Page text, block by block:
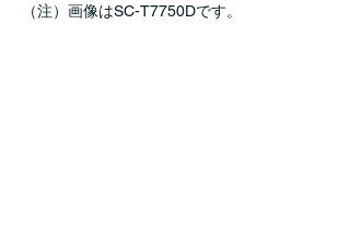
（注）画像はSC-T7750Dです。